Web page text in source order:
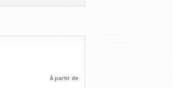
À partir de